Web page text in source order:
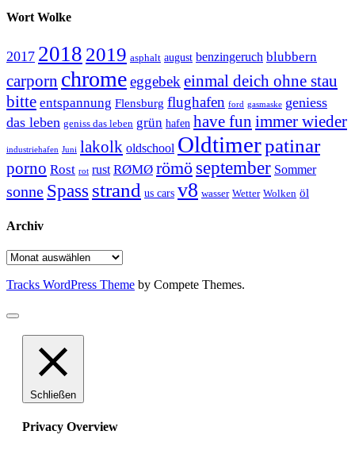
Wort Wolke
2017 2018 2019 asphalt august benzingeruch blubbern
carporn chromeeggebek einmal deich ohne stau
bitte entspannung Flensburg flughafen ford gasmaske geniess
das leben geniss das leben grün hafen have fun immer wieder
industriehafen Juni lakolk oldschool Oldtimerpatinar
porno Rost rot rust RØMØ römö september Sommer
sonne Spass strand us cars v8 wasser Wetter Wolken öl
Archiv
Archiv
Tracks WordPress Theme by Compete Themes.
Schließen
Privacy Overview